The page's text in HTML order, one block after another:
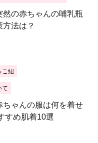
然の赤ちゃんの哺乳瓶
法は？
こ紐
て
ちゃんの服は何を着せ
すめ肌着10選